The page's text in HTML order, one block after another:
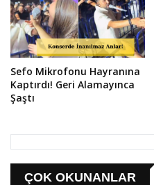
Sefo Mikrofonu Hayranına
Kaptırdı! Geri Alamayınca
Şaştı
ÇOK OKUNANLAR